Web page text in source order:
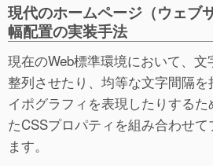
現代のホームページ（ウェブ
幅配置の実装手法
現在のWeb標準環境において、
整列させたり、均等な文字間隔
イポグラフィを表現したりする
たCSSプロパティを組み合わせ
ます。